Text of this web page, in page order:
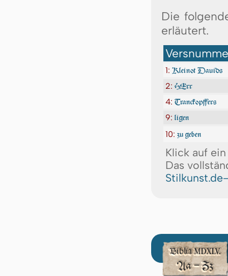
Die
erläutert.
1: Kleinot Dauids
2: HErr
4: Tranckopffers
9: ligen
10: zu geben
Klick auf
Das